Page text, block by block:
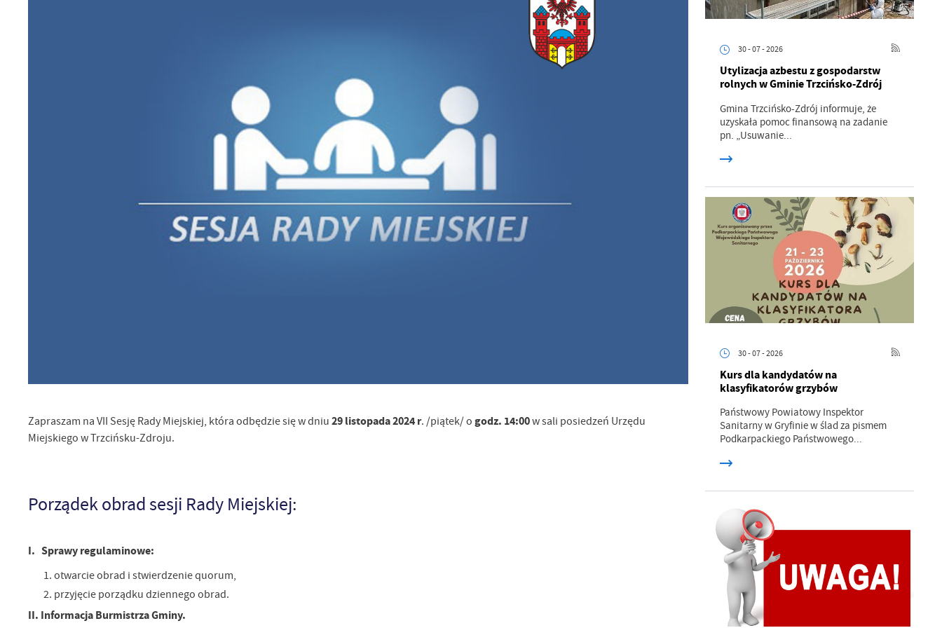
Zapraszam na VII Sesję Rady Miejskiej, która odbędzie się w dniu 29 listopada 2024 r. /piątek/ o godz. 14:00w sali posiedzeń Urzędu
Miejskiego w Trzcińsku-Zdroju.
Porządek obrad sesji Rady Miejskiej:
I. Sprawy regulaminowe:
otwarcie obrad i stwierdzenie quorum,
przyjęcie porządku dziennego obrad.
II. Informacja Burmistrza Gminy.
30 - 07 - 2026
Utylizacja azbestu z gospodarstw
rolnych w Gminie Trzcińsko-Zdrój
Gmina Trzcińsko-Zdrój informuje, że
uzyskała pomoc finansową na zadanie
pn. „Usuwanie...
30 - 07 - 2026
Kurs dla kandydatów na
klasyfikatorów grzybów
Państwowy Powiatowy Inspektor
Sanitarny w Gryfinie w ślad za pismem
Podkarpackiego Państwowego...